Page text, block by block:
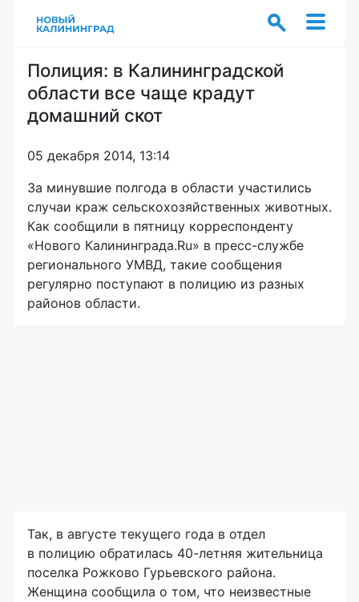
Полиция: в Калининградской
области все чаще крадут
домашний скот
05 декабря 2014, 13:14
За минувшие полгода в области участились
случаи краж сельскохозяйственных животных.
Как сообщили в пятницу корреспонденту
«Нового Калининграда.Ru» в пресс-службе
регионального УМВД, такие сообщения
регулярно поступают в полицию из разных
районов области.
Так, в августе текущего года в отдел
в полицию обратилась 40-летняя жительница
поселка Рожково Гурьевского района.
Женщина сообщила о том, что неизвестные